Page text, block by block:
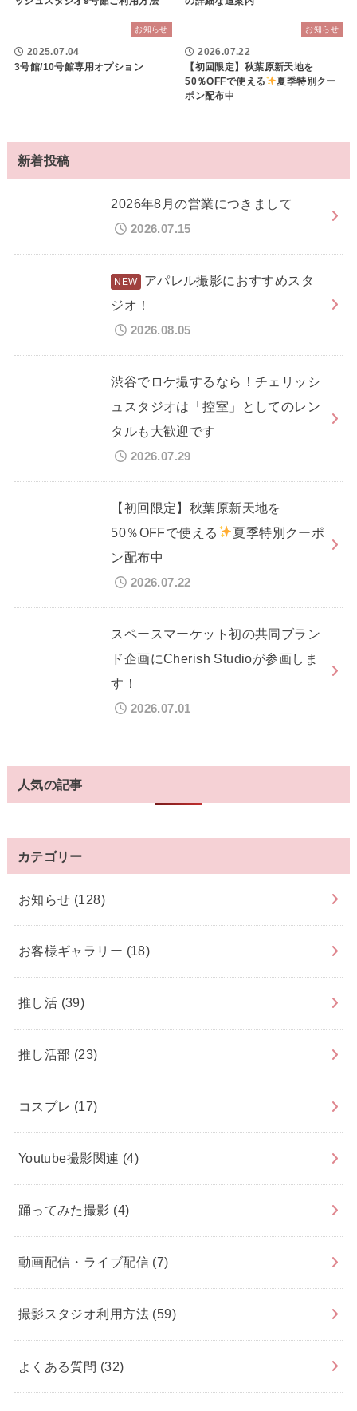
お知らせ
2025.07.04
3号館/10号館専用オプション
お知らせ
2026.07.22
【初回限定】秋葉原新天地を
50％OFFで使える
夏季特別クー
ポン配布中
新着投稿
2026年8月の営業につきまして
2026.07.15
アパレル撮影におすすめスタ
ジオ！
2026.08.05
渋谷でロケ撮するなら！チェリッシ
ュスタジオは「控室」としてのレン
タルも大歓迎です
2026.07.29
【初回限定】秋葉原新天地を
50％OFFで使える
夏季特別クーポ
ン配布中
2026.07.22
スペースマーケット初の共同ブラン
ド企画にCherish Studioが参画しま
す！
2026.07.01
人気の記事
カテゴリー
お知らせ (128)
お客様ギャラリー (18)
推し活 (39)
推し活部 (23)
コスプレ (17)
Youtube撮影関連 (4)
踊ってみた撮影 (4)
動画配信・ライブ配信 (7)
撮影スタジオ利用方法 (59)
よくある質問 (32)